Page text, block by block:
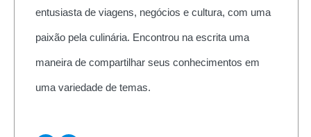
entusiasta de viagens, negócios e cultura, com uma
paixão pela culinária. Encontrou na escrita uma
maneira de compartilhar seus conhecimentos em
uma variedade de temas.